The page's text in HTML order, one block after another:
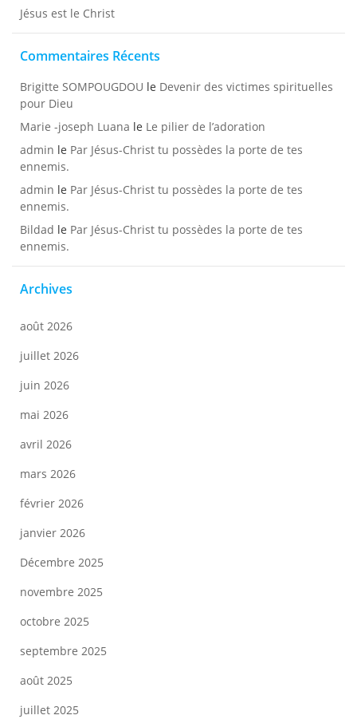
Jésus est le Christ
Commentaires Récents
Brigitte SOMPOUGDOU le Devenir des victimes spirituelles
pour Dieu
Marie -joseph Luana le Le pilier de l’adoration
admin le Par Jésus-Christ tu possèdes la porte de tes
ennemis.
admin le Par Jésus-Christ tu possèdes la porte de tes
ennemis.
Bildad le Par Jésus-Christ tu possèdes la porte de tes
ennemis.
Archives
août 2026
juillet 2026
juin 2026
mai 2026
avril 2026
mars 2026
février 2026
janvier 2026
Décembre 2025
novembre 2025
octobre 2025
septembre 2025
août 2025
juillet 2025